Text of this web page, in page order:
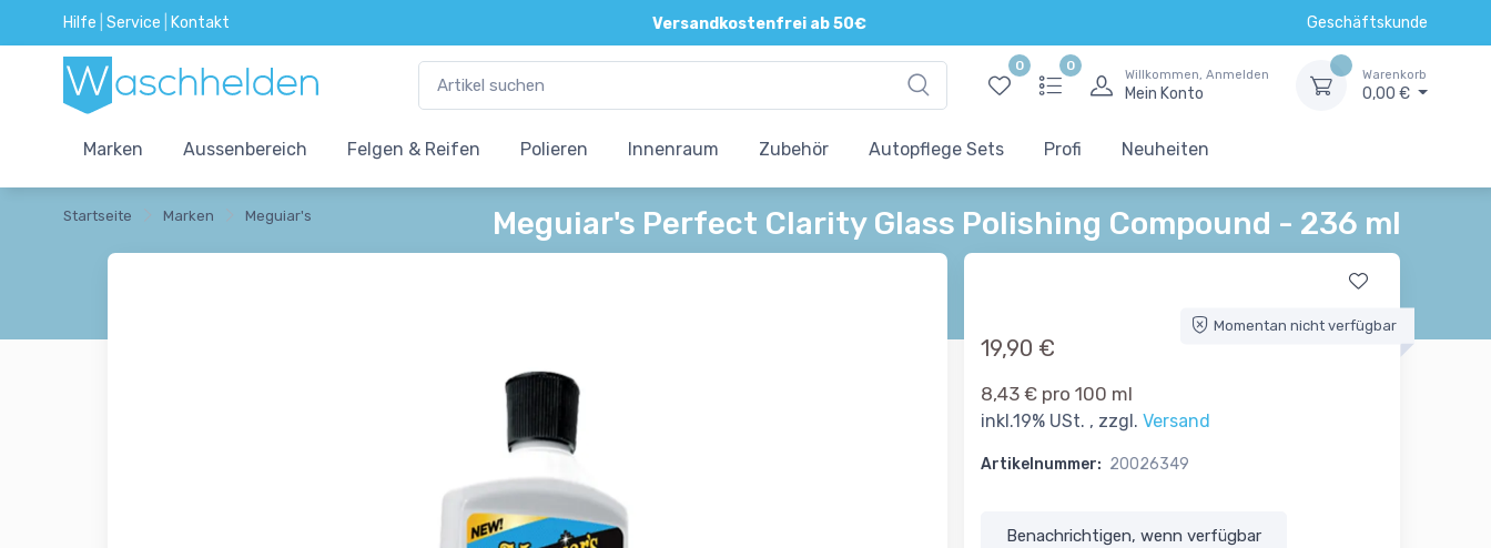
Hilfe Service Kontakt Versandkostenfrei ab 50€ Geschäftskunde
0 0
Willkommen, Anmelden
Mein Konto
Warenkorb
0,00 €
Marken Aussenbereich Felgen & Reifen Polieren Innenraum Zubehör Autopflege Sets Profi Neuheiten
Startseite Marken Meguiar's Meguiar's Perfect Clarity Glass Polishing Compound - 236 ml
Momentan nicht verfügbar
19,90 €
8,43 € pro 100 ml
inkl.19% USt. , zzgl. Versand
Artikelnummer: 20026349
Benachrichtigen, wenn verfügbar